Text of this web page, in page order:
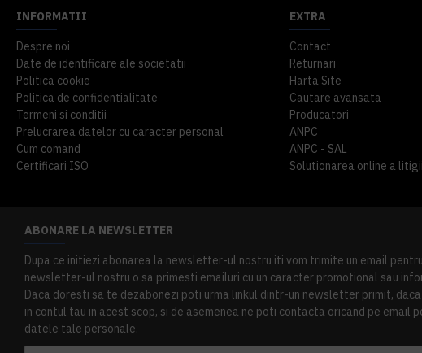
INFORMATII
Despre noi
Date de identificare ale societatii
Politica cookie
Politica de confidentialitate
Termeni si conditii
Prelucrarea datelor cu caracter personal
Cum comand
Certificari ISO
EXTRA
Contact
Returnari
Harta Site
Cautare avansata
Producatori
ANPC
ANPC - SAL
Solutionarea online a
ABONARE LA NEWSLETTER
Dupa ce initiezi abonarea la newsletter-ul nostru iti vom trimite un email
newsletter-ul nostru o sa primesti emailuri cu un caracter promotional sau
Daca doresti sa te dezabonezi poti urma linkul dintr-un newsletter primit,
in contul tau in acest scop, si de asemenea ne poti contacta oricand pe email
datele tale personale.